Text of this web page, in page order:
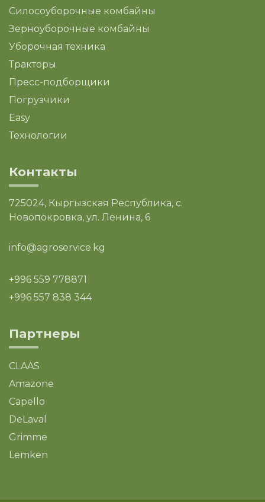
Партнеры
CLAAS
Amazone
Capello
DeLaval
Grimme
Lemken
Силосоуборочные комбайны
Зерноуборочные комбайны
Уборочная техника
Тракторы
Пресс-подборщики
Погрузчики
Easy
Технологии
Контакты
725024, Кыргызская Республика, с.
Новопокровка, ул. Ленина, 6
info@agroservice.kg
+996 559 778871
+996 557 838 344